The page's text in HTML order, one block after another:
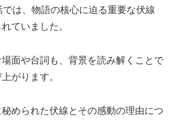
では、物語の核心に迫る重要な伏線
ていました。
面や台詞も、背景を読み解くことで
がります。
められた伏線とその感動の理由につ